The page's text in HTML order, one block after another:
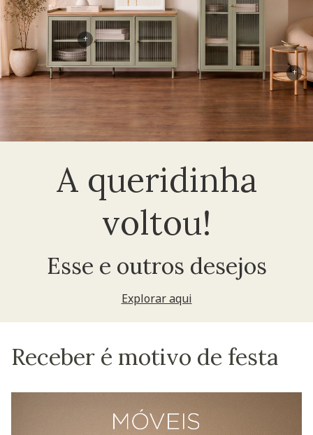
A queridinha
voltou!
Esse e outros desejos
Explorar aqui
+
+
Receber é motivo de festa